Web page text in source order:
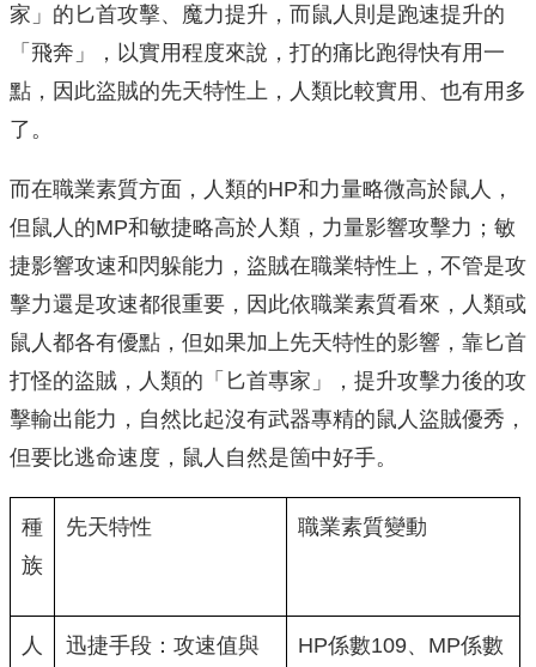
家」的匕首攻擊、魔力提升，而鼠人則是跑速提升的
「飛奔」，以實用程度來說，打的痛比跑得快有用一
點，因此盜賊的先天特性上，人類比較實用、也有用多
了。
而在職業素質方面，人類的HP和力量略微高於鼠人，
但鼠人的MP和敏捷略高於人類，力量影響攻擊力；敏
捷影響攻速和閃躲能力，盜賊在職業特性上，不管是攻
擊力還是攻速都很重要，因此依職業素質看來，人類或
鼠人都各有優點，但如果加上先天特性的影響，靠匕首
打怪的盜賊，人類的「匕首專家」，提升攻擊力後的攻
擊輸出能力，自然比起沒有武器專精的鼠人盜賊優秀，
但要比逃命速度，鼠人自然是箇中好手。
種
族
先天特性 職業素質變動
人
迅捷手段：攻速值與
HP係數109、MP係數